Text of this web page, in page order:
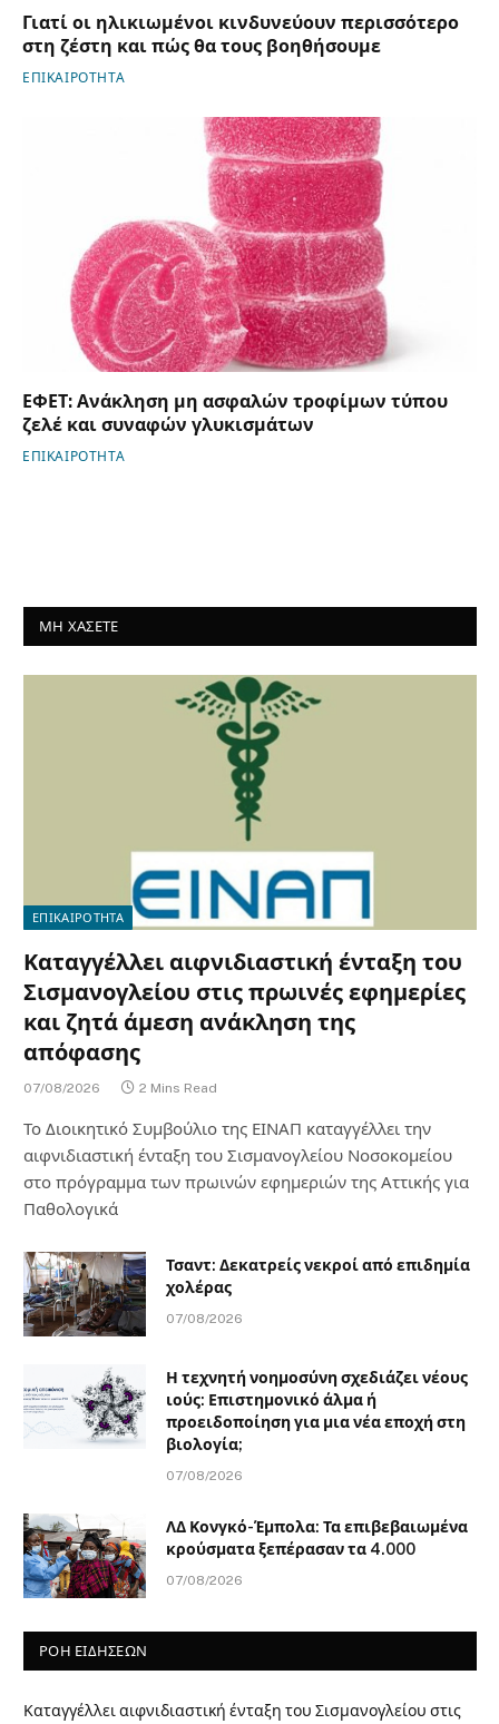
Γιατί οι ηλικιωμένοι κινδυνεύουν περισσότερο
στη ζέστη και πώς θα τους βοηθήσουμε
ΕΠΙΚΑΙΡΟΤΗΤΑ
ΕΦΕΤ: Ανάκληση μη ασφαλών τροφίμων τύπου
ζελέ και συναφών γλυκισμάτων
ΕΠΙΚΑΙΡΟΤΗΤΑ
ΜΗ ΧΑΣΕΤΕ
ΕΠΙΚΑΙΡΟΤΗΤΑ
Καταγγέλλει αιφνιδιαστική ένταξη του
Σισμανογλείου στις πρωινές εφημερίες
και ζητά άμεση ανάκληση της
απόφασης
07/08/2026 2 Mins Read
Το Διοικητικό Συμβούλιο της ΕΙΝΑΠ καταγγέλλει την
αιφνιδιαστική ένταξη του Σισμανογλείου Νοσοκομείου
στο πρόγραμμα των πρωινών εφημεριών της Αττικής για
Παθολογικά
Τσαντ: Δεκατρείς νεκροί από επιδημία
χολέρας
07/08/2026
Η τεχνητή νοημοσύνη σχεδιάζει νέους
ιούς: Επιστημονικό άλμα ή
προειδοποίηση για μια νέα εποχή στη
βιολογία;
07/08/2026
ΛΔ Κονγκό-Έμπολα: Τα επιβεβαιωμένα
κρούσματα ξεπέρασαν τα 4.000
07/08/2026
ΡΟΗ ΕΙΔΗΣΕΩΝ
Καταγγέλλει αιφνιδιαστική ένταξη του Σισμανογλείου στις